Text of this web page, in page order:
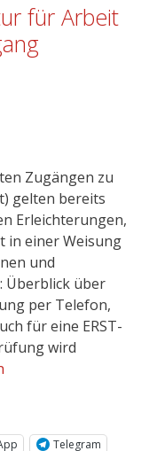
für Arbeit
Zugängen zu
gelten bereits
Erleichterungen,
in einer Weisung
und
Überblick über
per Telefon,
für eine ERST-
wird
Telegram